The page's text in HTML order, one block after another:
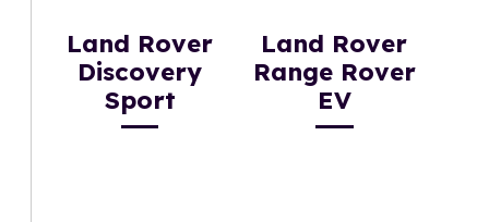
Land Rover
Discovery
Sport
Land Rover
Range Rover
EV